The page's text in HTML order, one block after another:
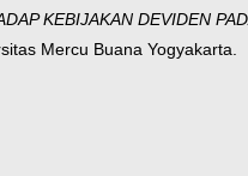
KEBIJAKAN DEVIDEN
Mercu Buana Yogyakarta.